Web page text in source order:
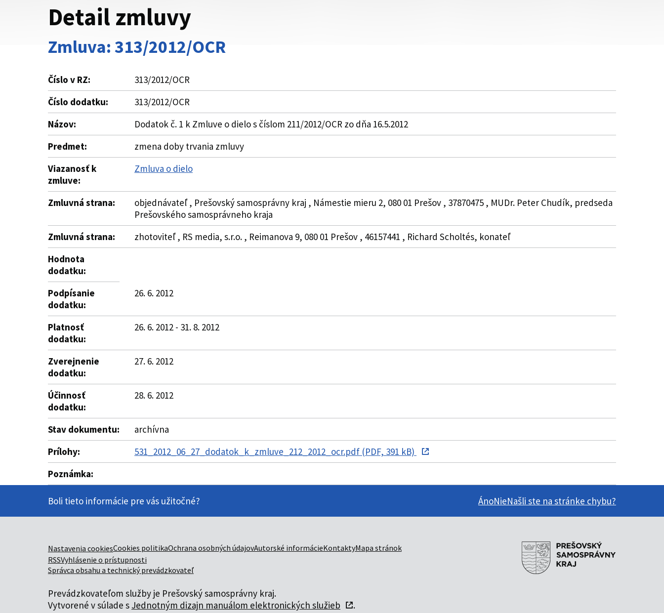
Detail zmluvy
Zmluva: 313/2012/OCR
Číslo v RZ:
313/2012/OCR
Číslo dodatku:
313/2012/OCR
Názov:
Dodatok č. 1 k Zmluve o dielo s číslom 211/2012/OCR zo dňa 16.5.2012
Predmet:
zmena doby trvania zmluvy
Viazanosť k
zmluve:
Zmluva o dielo
Zmluvná strana:
objednávateľ , Prešovský samosprávny kraj , Námestie mieru 2, 080 01 Prešov , 37870475 , MUDr. Peter Chudík, predseda
Prešovského samosprávneho kraja
Zmluvná strana:
zhotoviteľ , RS media, s.r.o. , Reimanova 9, 080 01 Prešov , 46157441 , Richard Scholtés, konateľ
Hodnota
dodatku:
Podpísanie
dodatku:
26. 6. 2012
Platnosť
dodatku:
26. 6. 2012 - 31. 8. 2012
Zverejnenie
dodatku:
27. 6. 2012
Účinnosť
dodatku:
28. 6. 2012
Stav dokumentu:
archívna
Prílohy:
531_2012_06_27_dodatok_k_zmluve_212_2012_ocr.pdf (PDF, 391 kB)
Poznámka:
Boli tieto informácie pre vás užitočné? ÁnoNieNašli ste na stránke chybu?
Nastavenia cookiesCookies politikaOchrana osobných údajovAutorské informácieKontaktyMapa stránok
RSSVyhlásenie o prístupnosti
Správca obsahu a technický prevádzkovateľ
Prevádzkovateľom služby je Prešovský samosprávny kraj.
Vytvorené v súlade s Jednotným dizajn manuálom elektronických služieb .